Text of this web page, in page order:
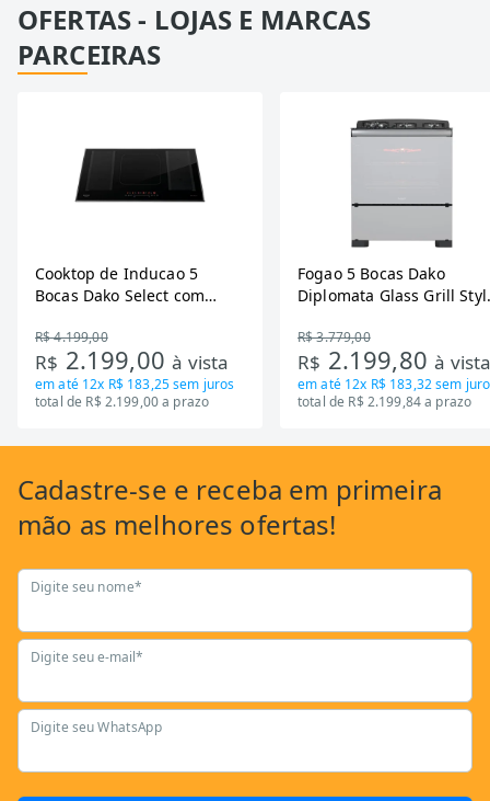
OFERTAS - LOJAS E MARCAS
PARCEIRAS
Cooktop de Inducao 5
Bocas Dako Select com
R$ 4.199,00
R$ 2.199,00à vista
em até 12x R$ 183,25sem juros
total de R$ 2.199,00 a prazo
Fogao 5 Bocas Dako
Diplomata Glass Grill
R$ 3.779,00
R$ 2.199,80à
em até 12x R$ 183,32sem
total de R$ 2.199,84 a prazo
Cadastre-se e receba em primeira
mão as melhores ofertas!
Digite seu nome*
Digite seu e-mail*
Digite seu WhatsApp